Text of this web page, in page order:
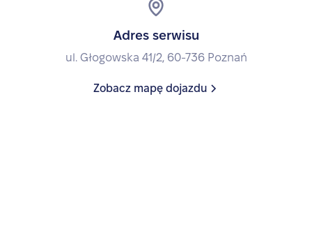
Adres serwisu
ul. Głogowska 41/2, 60-736 Poznań
Zobacz mapę dojazdu